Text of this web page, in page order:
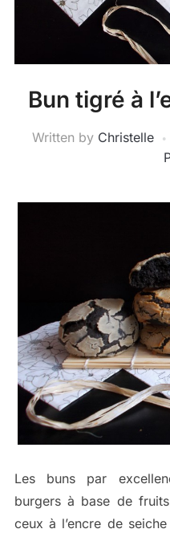
Bun tigré à
Written by Christelle
Les buns par
burgers à base de
ceux à l’encre de